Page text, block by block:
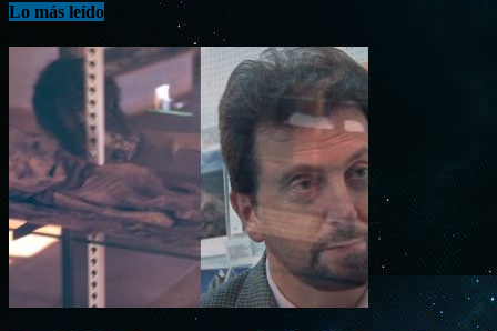
Lo más leído